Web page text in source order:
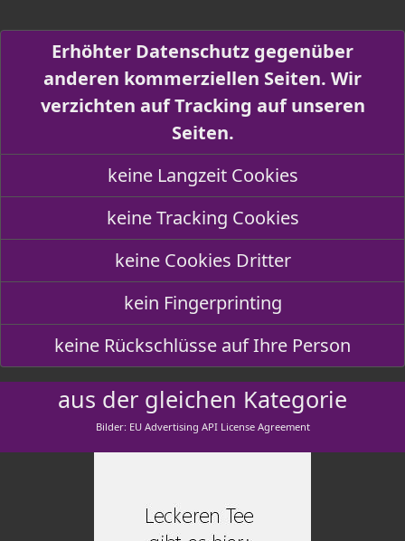
Erhöhter Datenschutz gegenüber
anderen kommerziellen Seiten. Wir
verzichten auf Tracking auf unseren
Seiten.
keine Langzeit Cookies
keine Tracking Cookies
keine Cookies Dritter
kein Fingerprinting
keine Rückschlüsse auf Ihre Person
aus der gleichen Kategorie
Bilder: EU Advertising API License Agreement